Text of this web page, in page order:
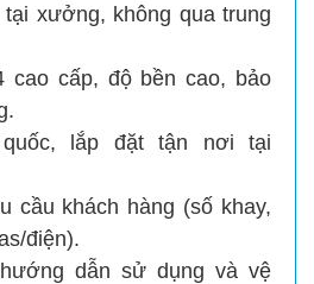
xưởng, không qua trung
cao cấp, độ bền cao, bảo
lắp đặt tận nơi tại
cầu khách hàng (số khay,
điện).
dẫn sử dụng và vệ